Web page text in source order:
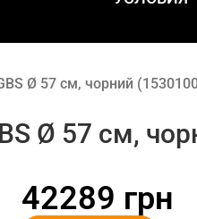
КОПЧЕНИЕ
Ø 57 см, чорний
Ø 57 см,
42289 грн